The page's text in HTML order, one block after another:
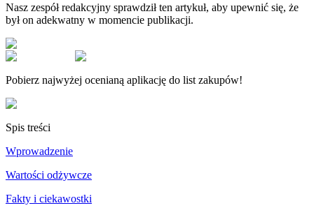
Nasz zespół redakcyjny sprawdził ten artykuł, aby upewnić się, że
był on adekwatny w momencie publikacji.
Pobierz najwyżej ocenianą aplikację do list zakupów!
Spis treści
Wprowadzenie
Wartości odżywcze
Fakty i ciekawostki